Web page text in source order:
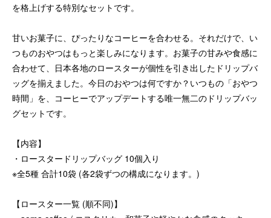
を格上げする特別なセットです。
甘いお菓子に、ぴったりなコーヒーを合わせる。それだけで、い
つものおやつはもっと楽しみになります。お菓子の甘みや食感に
合わせて、日本各地のロースターが個性を引き出したドリップバ
ッグを揃えました。今日のおやつは何ですか？いつもの「おやつ
時間」を、コーヒーでアップデートする唯一無二のドリップバッ
グセットです。
【内容】
・ロースタードリップバッグ 10個入り
※全5種 合計10袋 (各2袋ずつの構成になります。)
【ロースター一覧 (順不同)】